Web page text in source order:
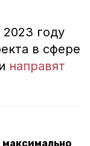
году
в сфере
направят
максимально